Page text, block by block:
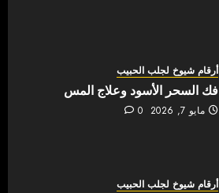
أرقام شيوخ لجلب الحبيب
فك السحر الأسود وعلاج المس
مايو 7, 2026 0
أرقام شيوخ لجلب الحبيب